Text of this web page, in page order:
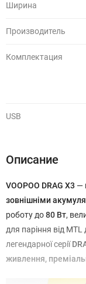
Ширина
Производитель
Комплектация
USB
Описание
VOOPOO DRAG X3 —
зовнішніми
роботу до80 Вт,
для паріння від
легендарної серії
живлення,